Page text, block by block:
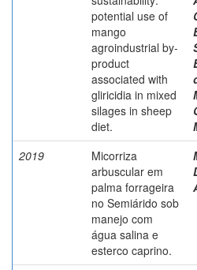
potential use of
mango
agroindustrial by-
product
associated with
gliricidia in mixed
silages in sheep
diet.
2019
Micorriza
arbuscular em
palma forrageira
no Semiárido sob
manejo com
água salina e
esterco caprino.